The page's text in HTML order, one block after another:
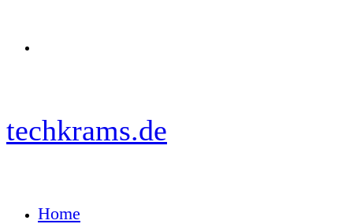
techkrams.de
Home